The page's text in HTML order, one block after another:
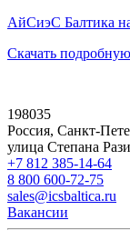
АйСиэС Балтика
Скачать
198035
Россия, Санкт-
улица Степана
+7 812 385-14-64
8 800 600-72-75
sales@icsbaltica.ru
Вакансии